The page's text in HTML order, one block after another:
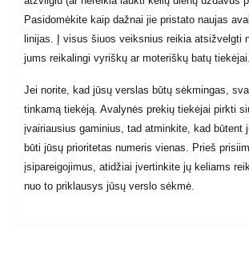
Pasidomėkite kaip dažnai jie pristato naujas
linijas. Į visus šiuos veiksnius reikia atsižvelgti
jums reikalingi vyriškų ar moteriškų batų tiekėjai.
Jei norite, kad jūsų verslas būtų sėkmingas,
tinkamą tiekėją. Avalynės prekių tiekėjai pirkti
įvairiausius gaminius, tad atminkite, kad būtent
būti jūsų prioritetas numeris vienas. Prieš
įsipareigojimus, atidžiai įvertinkite jų keliams
nuo to priklausys jūsų verslo sėkmė.